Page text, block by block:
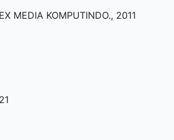
MEDIA KOMPUTINDO., 2011